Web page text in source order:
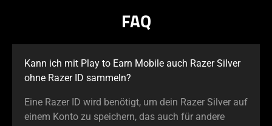
FAQ
Kann ich mit Play to Earn Mobile auch Razer Silver
ohne Razer ID sammeln?
Eine Razer ID wird benötigt, um dein Razer Silver auf
einem Konto zu speichern, das auch für andere